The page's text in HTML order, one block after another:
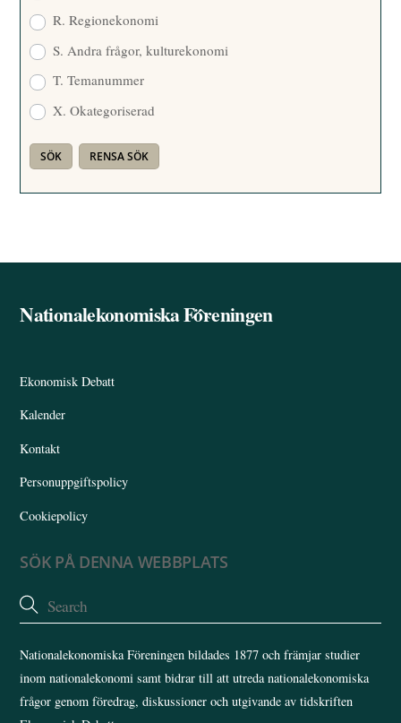
R. Regionekonomi
S. Andra frågor, kulturekonomi
T. Temanummer
X. Okategoriserad
Back
Nationalekonomiska Föreningen
Ekonomisk Debatt
Kalender
Kontakt
Personuppgiftspolicy
Cookiepolicy
SÖK PÅ DENNA WEBBPLATS
Nationalekonomiska Föreningen bildades 1877 och främjar studier
inom nationalekonomi samt bidrar till att utreda nationalekonomiska
frågor genom föredrag, diskussioner och utgivande av tidskriften